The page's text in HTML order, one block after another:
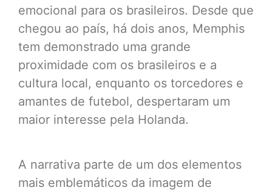
emocional para os brasileiros. Desde que
chegou ao país, há dois anos, Memphis
tem demonstrado uma grande
proximidade com os brasileiros e a
cultura local, enquanto os torcedores e
amantes de futebol, despertaram um
maior interesse pela Holanda.
A narrativa parte de um dos elementos
mais emblemáticos da imagem de